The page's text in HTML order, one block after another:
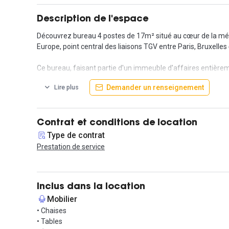
Description de l'espace
Découvrez bureau 4 postes de 17m² situé au cœur de la
Europe, point central des liaisons TGV entre Paris, Bruxelles
Ce bureau, faisant partie d'un immeuble d'affaires
vous accueille dans un environnement lumineux et
En option, l’espace propose l'accès à des salles de
chaises, scanner, téléphone, casiers fermés, imprimante et
Lire plus Demander un renseignement
Contrat et conditions de location
Type de contrat
Prestation de service
Inclus dans la location
Mobilier
• Chaises
• Tables